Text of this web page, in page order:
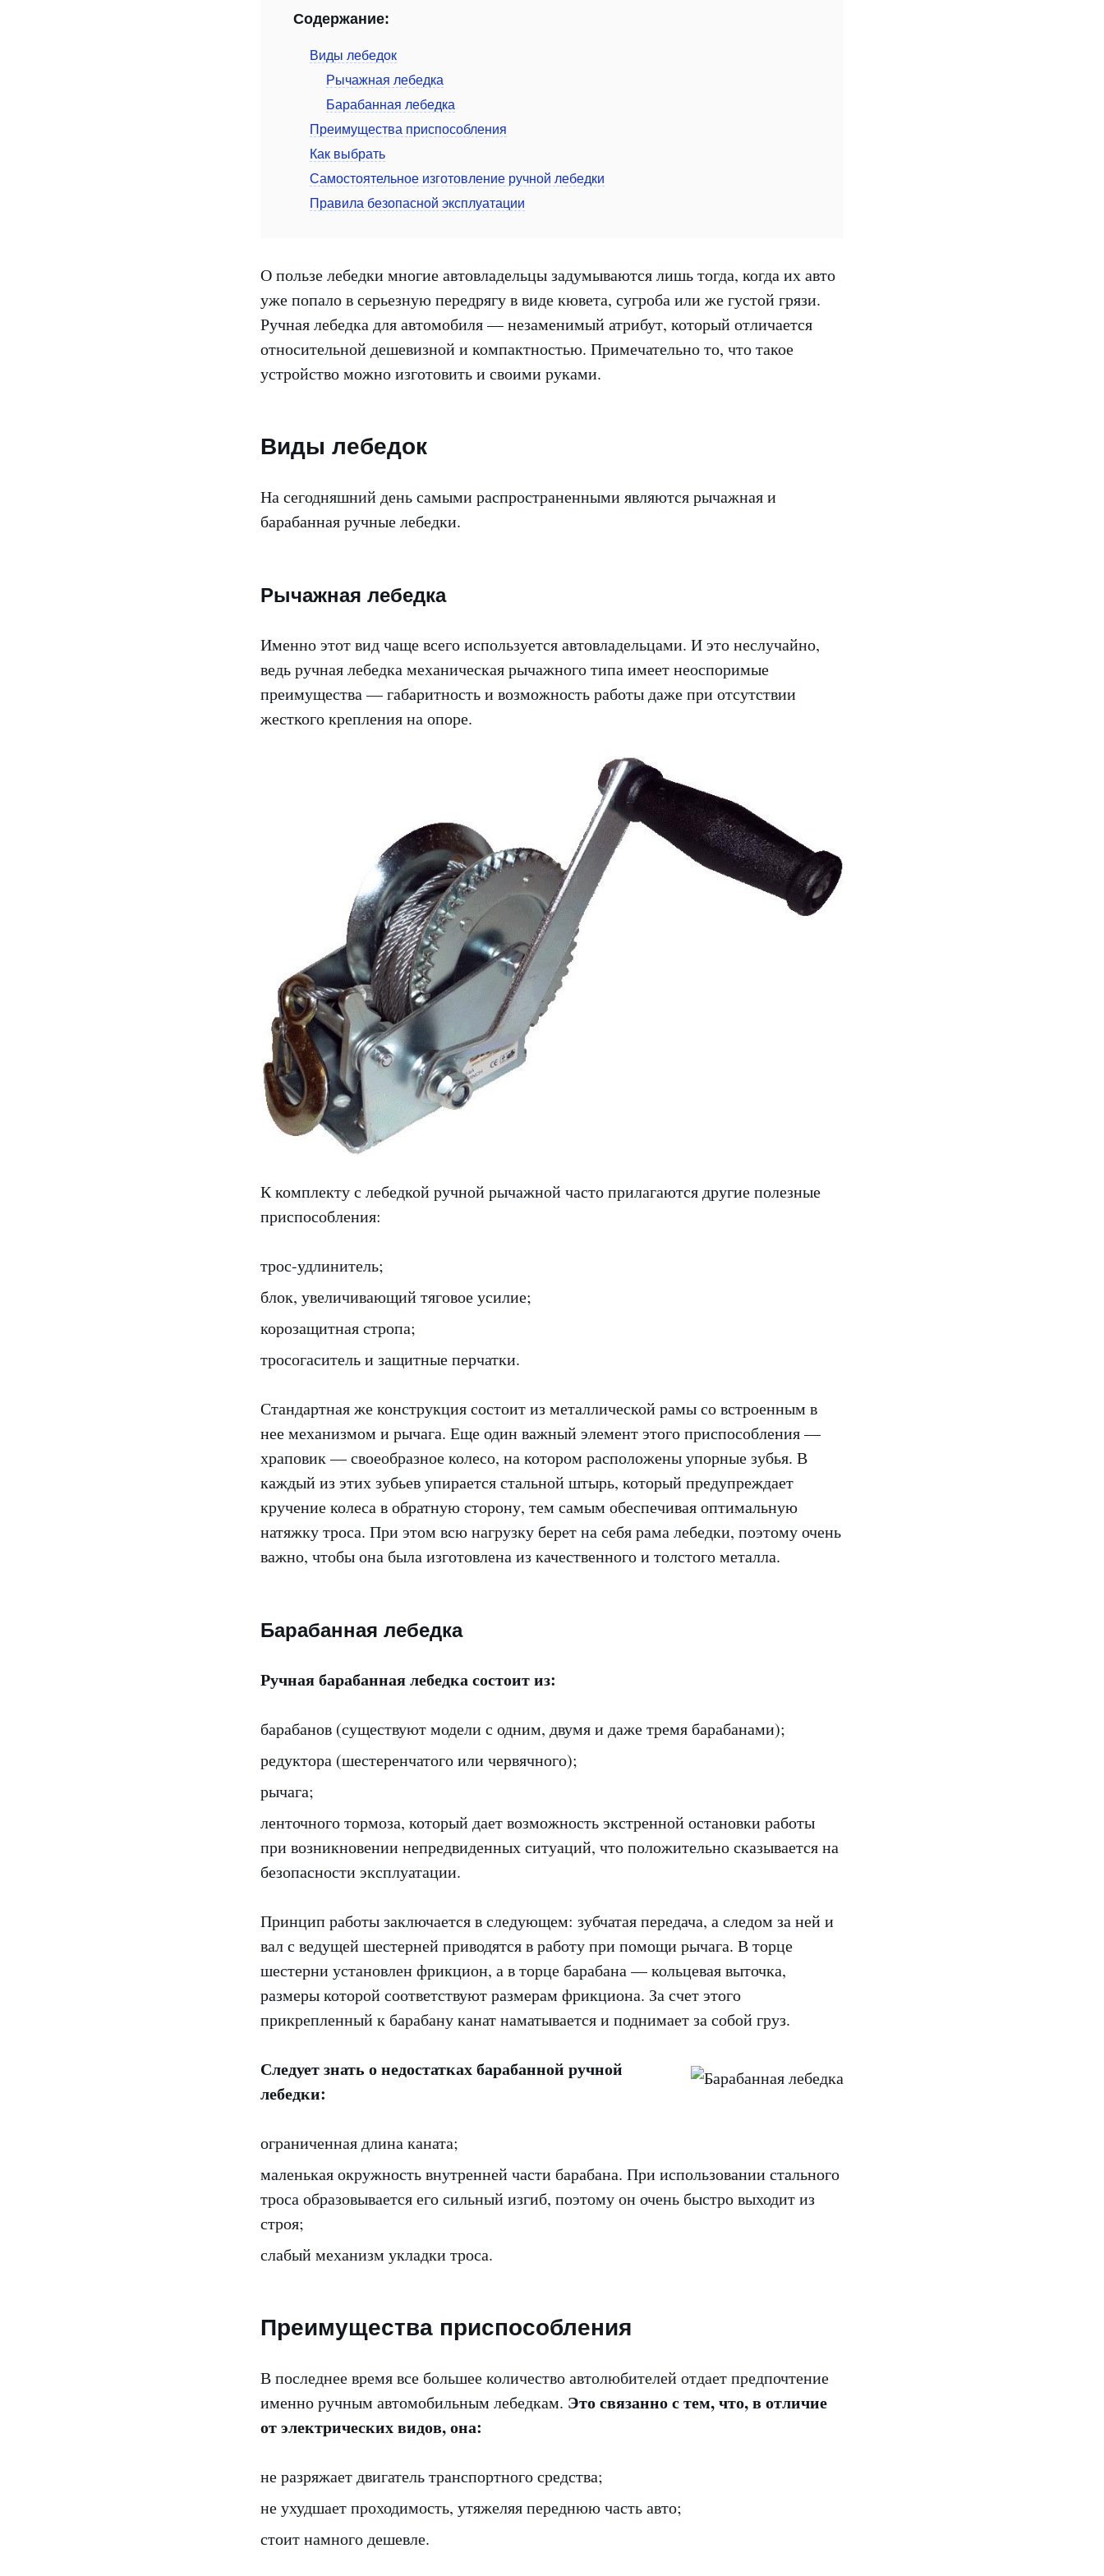
Содержание:
Виды лебедок
Рычажная лебедка
Барабанная лебедка
Преимущества приспособления
Как выбрать
Самостоятельное изготовление ручной лебедки
Правила безопасной эксплуатации
О пользе лебедки многие автовладельцы задумываются лишь тогда, когда их авто
уже попало в серьезную передрягу в виде кювета, сугроба или же густой грязи.
Ручная лебедка для автомобиля — незаменимый атрибут, который отличается
относительной дешевизной и компактностью. Примечательно то, что такое
устройство можно изготовить и своими руками.
Виды лебедок
На сегодняшний день самыми распространенными являются рычажная и
барабанная ручные лебедки.
Рычажная лебедка
Именно этот вид чаще всего используется автовладельцами. И это неслучайно,
ведь ручная лебедка механическая рычажного типа имеет неоспоримые
преимущества — габаритность и возможность работы даже при отсутствии
жесткого крепления на опоре.
К комплекту с лебедкой ручной рычажной часто прилагаются другие полезные
приспособления:
трос-удлинитель;
блок, увеличивающий тяговое усилие;
корозащитная стропа;
тросогаситель и защитные перчатки.
Стандартная же конструкция состоит из металлической рамы со встроенным в
нее механизмом и рычага. Еще один важный элемент этого приспособления —
храповик — своеобразное колесо, на котором расположены упорные зубья. В
каждый из этих зубьев упирается стальной штырь, который предупреждает
кручение колеса в обратную сторону, тем самым обеспечивая оптимальную
натяжку троса. При этом всю нагрузку берет на себя рама лебедки, поэтому очень
важно, чтобы она была изготовлена из качественного и толстого металла.
Барабанная лебедка
Ручная барабанная лебедка состоит из:
барабанов (существуют модели с одним, двумя и даже тремя барабанами);
редуктора (шестеренчатого или червячного);
рычага;
ленточного тормоза, который дает возможность экстренной остановки работы
при возникновении непредвиденных ситуаций, что положительно сказывается на
безопасности эксплуатации.
Принцип работы заключается в следующем: зубчатая передача, а следом за ней и
вал с ведущей шестерней приводятся в работу при помощи рычага. В торце
шестерни установлен фрикцион, а в торце барабана — кольцевая выточка,
размеры которой соответствуют размерам фрикциона. За счет этого
прикрепленный к барабану канат наматывается и поднимает за собой груз.
Следует знать о недостатках барабанной ручной
лебедки:
ограниченная длина каната;
маленькая окружность внутренней части барабана. При использовании стального
троса образовывается его сильный изгиб, поэтому он очень быстро выходит из
строя;
слабый механизм укладки троса.
Преимущества приспособления
В последнее время все большее количество автолюбителей отдает предпочтение
именно ручным автомобильным лебедкам. Это связанно с тем, что, в отличие
от электрических видов, она:
не разряжает двигатель транспортного средства;
не ухудшает проходимость, утяжеляя переднюю часть авто;
стоит намного дешевле.